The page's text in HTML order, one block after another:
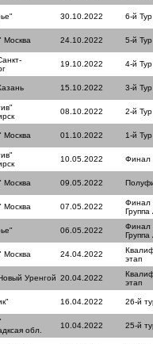
30.10.2022 6-й Тур
Москва 24.10.2022 5-й Тур
19.10.2022 4-й Тур
15.10.2022 3-й Тур
08.10.2022 2-й Тур
Москва 01.10.2022 1-й Тур
10.05.2022 Финал
Москва 09.05.2022
Москва 07.05.2022
Финал
Группа
06.05.2022
Финал
Группа
Москва 24.04.2022
этап
Уренгой 20.04.2022
этап
16.04.2022 26-й
обл.
10.04.2022 25-й